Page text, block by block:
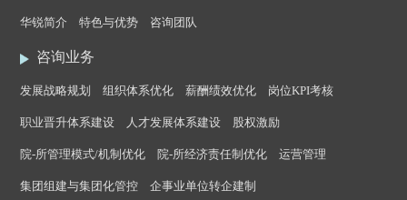
华锐简介 特色与优势 咨询团队
咨询业务
发展战略规划 组织体系优化 薪酬绩效优化 岗位KPI考核
职业晋升体系建设 人才发展体系建设 股权激励
院-所管理模式/机制优化 院-所经济责任制优化 运营管理
集团组建与集团化管控 企事业单位转企建制